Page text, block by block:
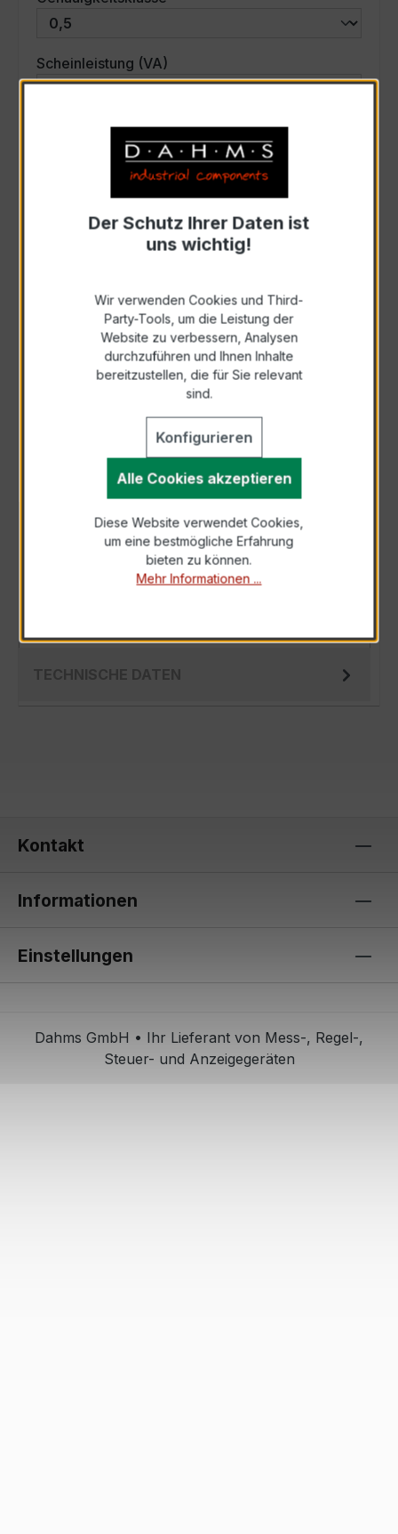
Scheinleistung (VA)
Anfrage schriftlich
Zur Sammelanfrage hinzufügen
Anfrage telefonisch
Als PDF exportieren
BESCHREIBUNG
Der EWSK 31.5 25/1A 5VA Kl.0,5 ist ein
kompakter, hochpräziser Niederspannungs-
TECHNISCHE DATEN
Kontakt
Informationen
Einstellungen
Dahms GmbH • Ihr Lieferant von Mess-, Regel-,
Steuer- und Anzeigegeräten
Der Schutz Ihrer Daten ist
uns wichtig!
Wir verwenden Cookies und Third-
Party-Tools, um die Leistung der
Website zu verbessern, Analysen
durchzuführen und Ihnen Inhalte
bereitzustellen, die für Sie relevant
sind.
Konfigurieren
Alle Cookies akzeptieren
Diese Website verwendet Cookies,
um eine bestmögliche Erfahrung
bieten zu können.
Mehr Informationen ...